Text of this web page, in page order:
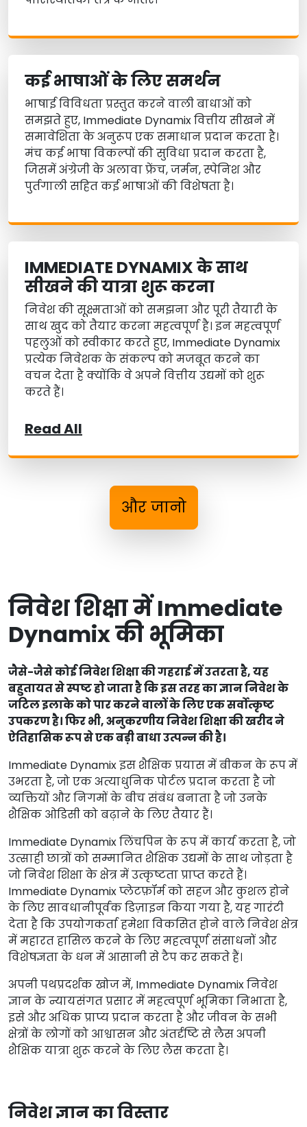
कई भाषाओं के लिए समर्थन
भाषाई विविधता प्रस्तुत करने वाली बाधाओं को
समझते हुए, Immediate Dynamix वित्तीय सीखने में
समावेशिता के अनुरूप एक समाधान प्रदान करता है।
मंच कई भाषा विकल्पों की सुविधा प्रदान करता है,
जिसमें अंग्रेजी के अलावा फ्रेंच, जर्मन, स्पेनिश और
पुर्तगाली सहित कई भाषाओं की विशेषता है।
IMMEDIATE DYNAMIX के साथ
सीखने की यात्रा शुरू करना
निवेश की सूक्ष्मताओं को समझना और पूरी तैयारी के
साथ खुद को तैयार करना महत्वपूर्ण है। इन महत्वपूर्ण
पहलुओं को स्वीकार करते हुए, Immediate Dynamix
प्रत्येक निवेशक के संकल्प को मजबूत करने का
वचन देता है क्योंकि वे अपने वित्तीय उद्यमों को शुरू
करते हैं।
Read All
और जानो
निवेश शिक्षा में Immediate
Dynamix की भूमिका
जैसे-जैसे कोई निवेश शिक्षा की गहराई में उतरता है, यह
बहुतायत से स्पष्ट हो जाता है कि इस तरह का ज्ञान निवेश के
जटिल इलाके को पार करने वालों के लिए एक सर्वोत्कृष्ट
उपकरण है। फिर भी, अनुकरणीय निवेश शिक्षा की खरीद ने
ऐतिहासिक रूप से एक बड़ी बाधा उत्पन्न की है।
Immediate Dynamix इस शैक्षिक प्रयास में बीकन के रूप में
उभरता है, जो एक अत्याधुनिक पोर्टल प्रदान करता है जो
व्यक्तियों और निगमों के बीच संबंध बनाता है जो उनके
शैक्षिक ओडिसी को बढ़ाने के लिए तैयार हैं।
Immediate Dynamix लिंचपिन के रूप में कार्य करता है, जो
उत्साही छात्रों को सम्मानित शैक्षिक उद्यमों के साथ जोड़ता है
जो निवेश शिक्षा के क्षेत्र में उत्कृष्टता प्राप्त करते हैं।
Immediate Dynamix प्लेटफ़ॉर्म को सहज और कुशल होने
के लिए सावधानीपूर्वक डिज़ाइन किया गया है, यह गारंटी
देता है कि उपयोगकर्ता हमेशा विकसित होने वाले निवेश क्षेत्र
में महारत हासिल करने के लिए महत्वपूर्ण संसाधनों और
विशेषज्ञता के धन में आसानी से टैप कर सकते हैं।
अपनी पथप्रदर्शक खोज में, Immediate Dynamix निवेश
ज्ञान के न्यायसंगत प्रसार में महत्वपूर्ण भूमिका निभाता है,
इसे और अधिक प्राप्य प्रदान करता है और जीवन के सभी
क्षेत्रों के लोगों को आश्वासन और अंतर्दृष्टि से लैस अपनी
शैक्षिक यात्रा शुरू करने के लिए लैस करता है।
निवेश ज्ञान का विस्तार